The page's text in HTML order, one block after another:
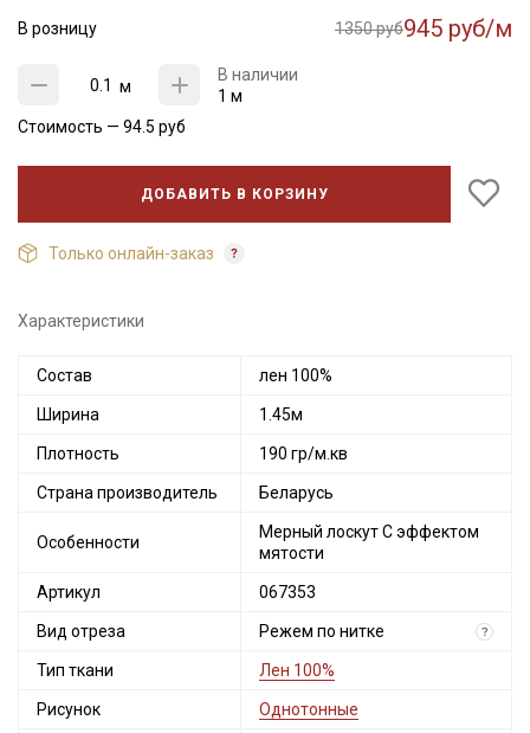
В розницу 1350 руб945 руб/м
м
В наличии
1 м
Стоимость — 94.5 руб
ДОБАВИТЬ В КОРЗИНУ
Только онлайн-заказ
Характеристики
Состав лен 100%
Ширина 1.45м
Плотность 190 гр/м.кв
Страна производитель Беларусь
Особенности
Мерный лоскут С эффектом
мятости
Артикул 067353
Вид отреза Режем по нитке ?
Тип ткани Лен 100%
Рисунок Однотонные